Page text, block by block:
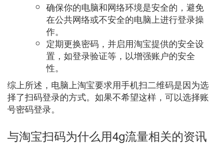
确保你的电脑和网络环境是安全的，避免
在公共网络或不安全的电脑上进行登录操
作。
定期更换密码，并启用淘宝提供的安全设
置，如登录验证等，以增强账户的安全
性。
综上所述，电脑上淘宝要求用手机扫二维码是因为选
择了扫码登录的方式。如果不希望这样，可以选择账
号密码登录。
与淘宝扫码为什么用4g流量相关的资讯